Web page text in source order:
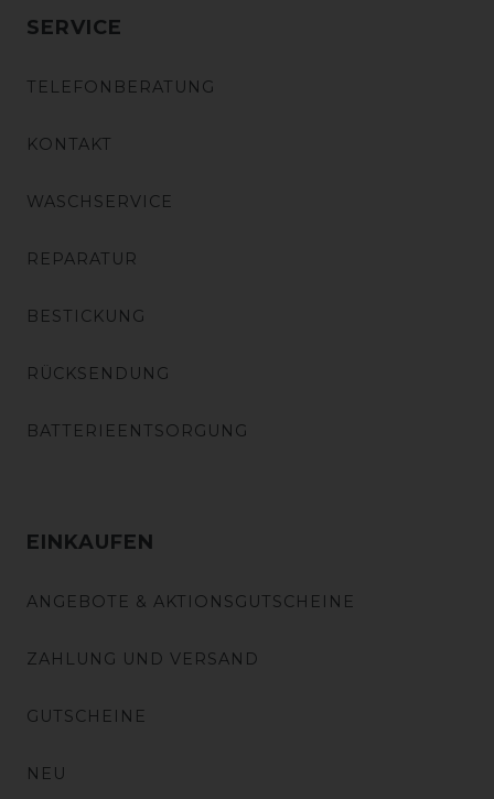
SERVICE
TELEFONBERATUNG
KONTAKT
WASCHSERVICE
REPARATUR
BESTICKUNG
RÜCKSENDUNG
BATTERIEENTSORGUNG
EINKAUFEN
ANGEBOTE & AKTIONSGUTSCHEINE
ZAHLUNG UND VERSAND
GUTSCHEINE
NEU